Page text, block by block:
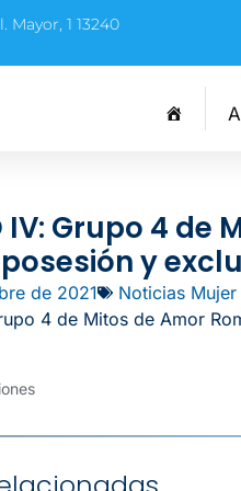
Mayor, 1 13240
IV: Grupo 4
y
de 2021
Noticias Mujer
4 de Mitos de Amor